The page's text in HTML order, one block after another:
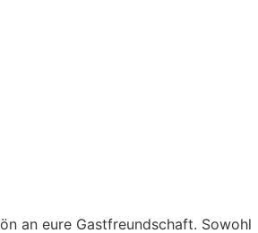
an eure Gastfreundschaft. Sowohl